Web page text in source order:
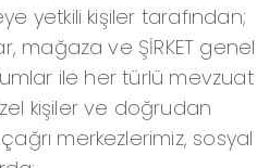
yetkili kişiler tarafından;
mağaza ve ŞİRKET genel
ile her türlü mevzuat
kişiler ve doğrudan
merkezlerimiz, sosyal